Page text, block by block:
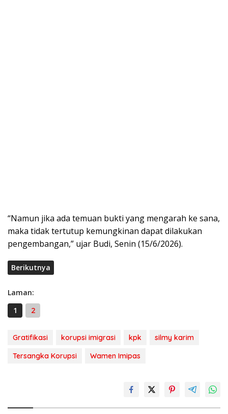
“Namun jika ada temuan bukti yang mengarah ke sana,
maka tidak tertutup kemungkinan dapat dilakukan
pengembangan,” ujar Budi, Senin (15/6/2026).
Berikutnya
Laman:
1
2
Gratifikasi korupsi imigrasi kpk
silmy karim
Tersangka Korupsi
Wamen Imipas